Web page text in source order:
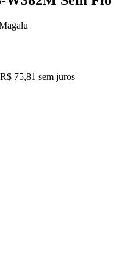
R$ 75,81 sem juros